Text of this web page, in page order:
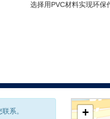
选择用PVC材料实现环保
系。
+